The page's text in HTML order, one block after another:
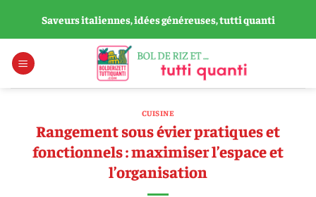
contenu
Saveurs italiennes, idées généreuses, tutti quanti
CUISINE
Rangement sous évier pratiques et
fonctionnels : maximiser l’espace et
l’organisation